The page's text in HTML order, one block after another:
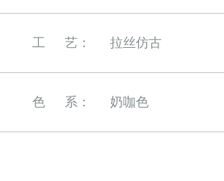
工 艺： 拉丝仿古
色 系： 奶咖色